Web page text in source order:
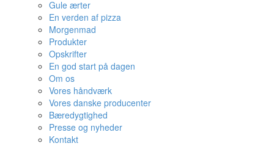
Gule ærter
En verden af pizza
Morgenmad
Produkter
Opskrifter
En god start på dagen
Om os
Vores håndværk
Vores danske producenter
Bæredygtighed
Presse og nyheder
Kontakt